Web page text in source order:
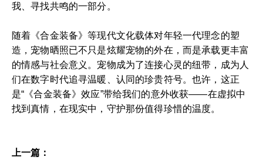
我、寻找共鸣的一部分。
随着《合金装备》等现代文化载体对年轻一代理念的塑
造，宠物晒照已不只是炫耀宠物的外在，而是承载更丰富
的情感与社会意义。宠物成为了连接心灵的纽带，成为人
们在数字时代追寻温暖、认同的珍贵符号。也许，这正
是“《合金装备》效应”带给我们的意外收获——在虚拟中
找到真情，在现实中，守护那份值得珍惜的温度。
上一篇：